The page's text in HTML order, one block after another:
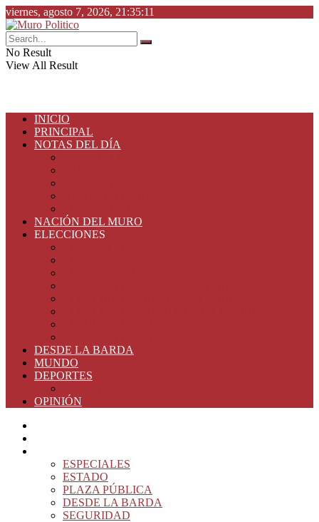
viernes, agosto 7, 2026, 21:35:11
No Result
View All Result
INICIO
PRINCIPAL
NOTAS DEL DÍA
NACIÓN DEL MURO
ELECCIONES
DESDE LA BARDA
MUNDO
DEPORTES
OPINIÓN
ESPECIALES
ESTADO
PLAZA PÚBLICA
DESDE LA BARDA
SEGURIDAD